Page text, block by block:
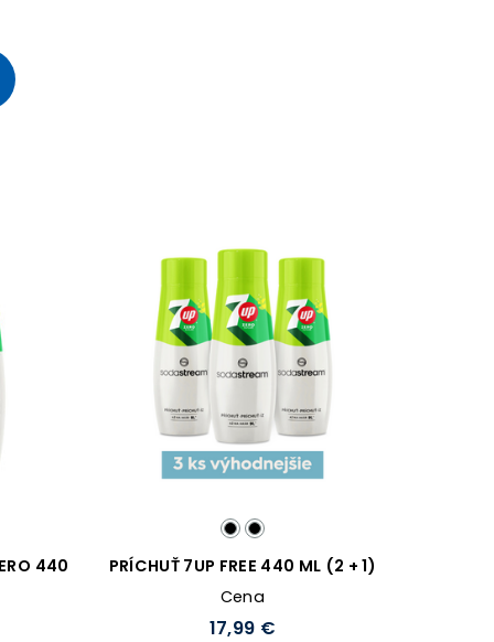
440
PRÍCHUŤ 7UP FREE 440 ML (2 + 1)
Cena
17,99 €